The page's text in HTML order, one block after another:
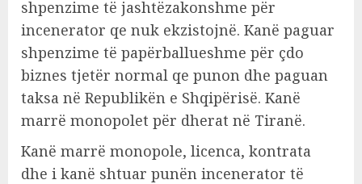
shpenzime të jashtëzakonshme për
incenerator qe nuk ekzistojnë. Kanë paguar
shpenzime të papërballueshme për çdo
biznes tjetër normal qe punon dhe paguan
taksa në Republikën e Shqipërisë. Kanë
marrë monopolet për dherat në Tiranë.
Kanë marrë monopole, licenca, kontrata
dhe i kanë shtuar punën incenerator të